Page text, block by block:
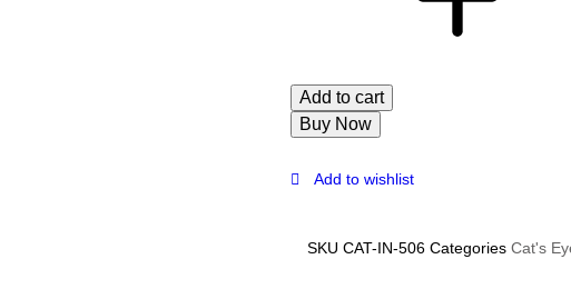
Add to cart
Buy Now
Add to wishlist
SKU CAT-IN-506 Categories Cat's